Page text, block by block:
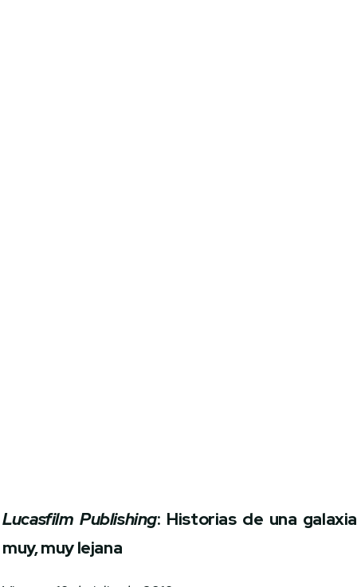
Lucasfilm Publishing: Historias de una galaxia
muy, muy lejana